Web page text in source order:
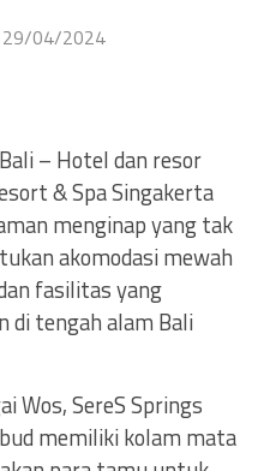
29/04/2024
– Hotel dan resor
& Spa Singakerta
menginap yang tak
akomodasi mewah
fasilitas yang
di tengah alam Bali
Wos, SereS Springs
memiliki kolam mata